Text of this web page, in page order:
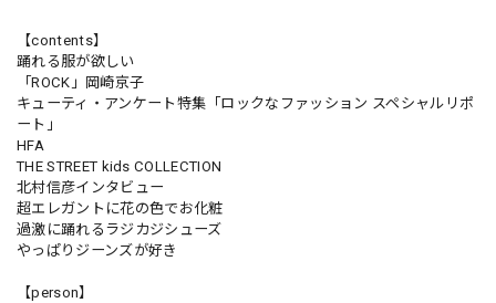
【contents】
踊れる服が欲しい
「ROCK」岡崎京子
キューティ・アンケート特集「ロックなファッション スペシャルリポ
ート」
HFA
THE STREET kids COLLECTION
北村信彦インタビュー
超エレガントに花の色でお化粧
過激に踊れるラジカジシューズ
やっぱりジーンズが好き
【person】